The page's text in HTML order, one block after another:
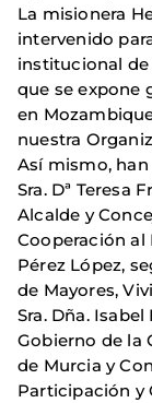
La misionera
intervenido
institucional de
que se expone
en
nuestra
Así mismo,
Sra. Dª Teresa
Alcalde y
Cooperación al
Pérez López,
de Mayores,
Sra. Dña.
Gobierno de la
de Murcia y
Participación y